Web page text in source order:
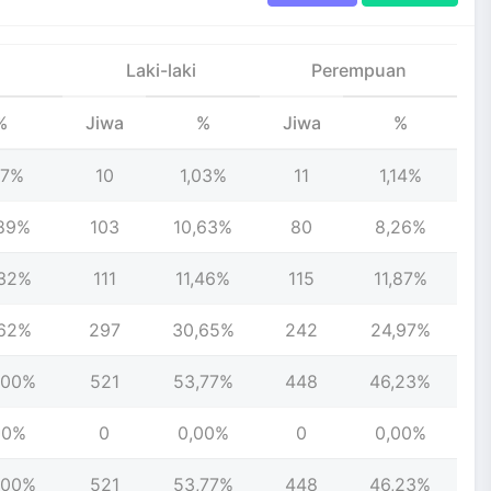
Laki-laki Perempuan
Jiwa % Jiwa %
10 1,03% 11 1,14%
103 10,63% 80 8,26%
111 11,46% 115 11,87%
297 30,65% 242 24,97%
521 53,77% 448 46,23%
0 0,00% 0 0,00%
521 53,77% 448 46,23%